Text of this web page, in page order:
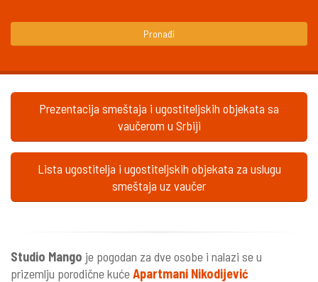
Pronađi
Prezentacija smeštaja i ugostiteljskih objekata sa
vaučerom u Srbiji
Lista ugostitelja i ugostiteljskih objekata za uslugu
smeštaja uz vaučer
Studio Mango je pogodan za dve osobe i nalazi se u
prizemlju porodične kućeApartmani Nikodijević